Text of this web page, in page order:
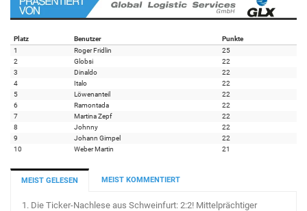
Platz Benutzer
Punkte
1
Roger Fridlin
25
2
Globsi
22
3
Dinaldo
22
4
Italo
22
5
Löwenanteil
22
6
Ramontada
22
7
Martina Zepf
22
8
Johnny
22
9
Johann Gimpel
22
10
Weber Martin 21
MEIST GELESEN MEIST KOMMENTIERT
1. Die Ticker-Nachlese aus Schweinfurt: 2:2! Mittelprächtiger